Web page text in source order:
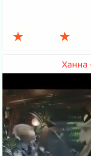
★ ★
Ханна